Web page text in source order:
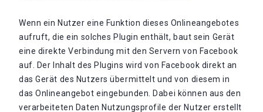
Wenn ein Nutzer eine Funktion dieses Onlineangebotes
aufruft, die ein solches Plugin enthält, baut sein Gerät
eine direkte Verbindung mit den Servern von Facebook
auf. Der Inhalt des Plugins wird von Facebook direkt an
das Gerät des Nutzers übermittelt und von diesem in
das Onlineangebot eingebunden. Dabei können aus den
verarbeiteten Daten Nutzungsprofile der Nutzer erstellt